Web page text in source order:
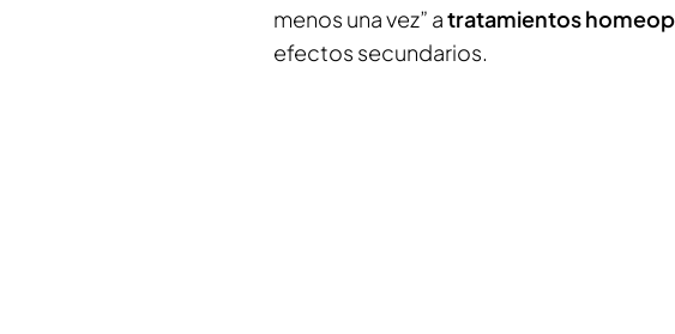
menos una vez” atratamientos
efectos secundarios.